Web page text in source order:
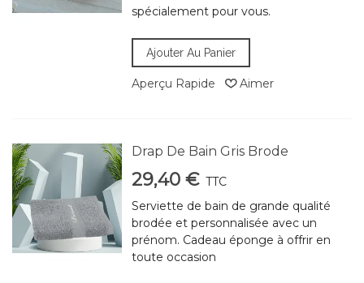
spécialement pour vous.
Ajouter Au Panier
Aperçu Rapide Aimer
Drap De Bain Gris Brode
29,40 € TTC
Serviette de bain de grande qualité
brodée et personnalisée avec un
prénom. Cadeau éponge à offrir en
toute occasion